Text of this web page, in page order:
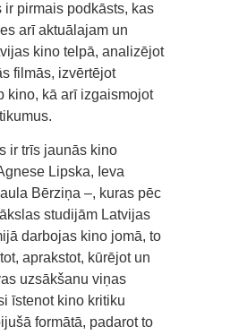
ir pirmais podkāsts, kas
arī aktuālajam un
kino telpā, analizējot
filmās, izvērtējot
kino, kā arī izgaismojot
ir trīs jaunās kino
Lipska, Ieva
Bērziņa –, kuras pēc
studijām Latvijas
darbojas kino jomā, to
aprakstot, kūrējot un
uzsākšanu viņas
īstenot kino kritiku
formātā, padarot to